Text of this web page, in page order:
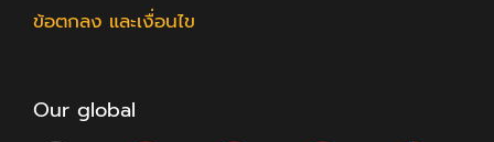
ข้อตกลง และเงื่อนไข
Our global